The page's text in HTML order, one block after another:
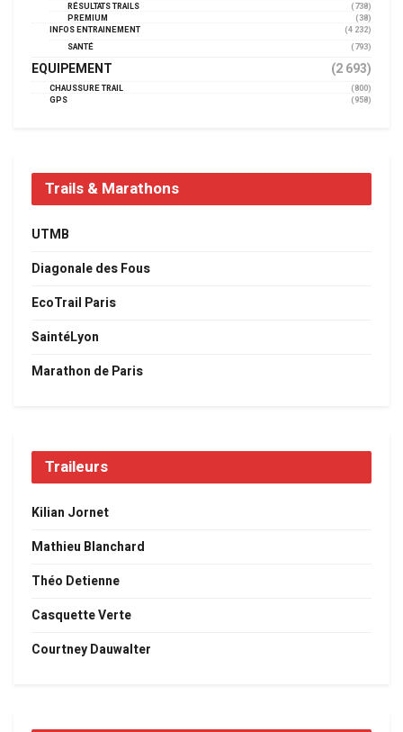
RÉSULTATS TRAILS
(738)
PREMIUM
(38)
INFOS ENTRAINEMENT
(4 232)
SANTÉ
(793)
EQUIPEMENT (2 693)
CHAUSSURE TRAIL
(800)
GPS
(958)
Trails & Marathons
UTMB
Diagonale des Fous
EcoTrail Paris
SaintéLyon
Marathon de Paris
Traileurs
Kilian Jornet
Mathieu Blanchard
Théo Detienne
Casquette Verte
Courtney Dauwalter